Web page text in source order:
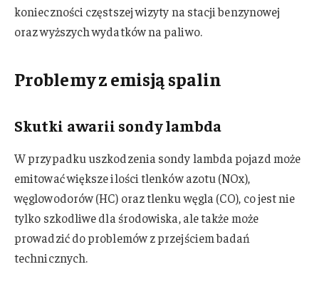
konieczności częstszej wizyty na stacji benzynowej
oraz wyższych wydatków na paliwo.
Problemy z emisją spalin
Skutki awarii sondy lambda
W przypadku uszkodzenia sondy lambda pojazd może
emitować większe ilości tlenków azotu (NOx),
węglowodorów (HC) oraz tlenku węgla (CO), co jest nie
tylko szkodliwe dla środowiska, ale także może
prowadzić do problemów z przejściem badań
technicznych.